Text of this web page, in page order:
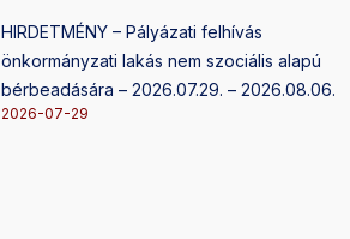
HIRDETMÉNY – Pályázati felhívás
önkormányzati lakás nem szociális alapú
bérbeadására – 2026.07.29. – 2026.08.06.
2026-07-29